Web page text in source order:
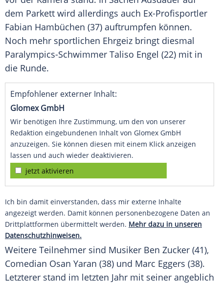
dem Parkett wird allerdings auch Ex-Profisportler
Fabian Hambüchen (37) auftrumpfen können.
Noch mehr sportlichen Ehrgeiz bringt diesmal
Paralympics-Schwimmer Taliso Engel (22) mit in
die Runde.
Empfohlener externer Inhalt:
Glomex GmbH
Wir benötigen Ihre Zustimmung, um den von unserer
Redaktion eingebundenen Inhalt von Glomex GmbH
anzuzeigen. Sie können diesen mit einem Klick anzeigen
lassen und auch wieder deaktivieren.
jetzt aktivieren
Ich bin damit einverstanden, dass mir externe Inhalte
angezeigt werden. Damit können personenbezogene Daten an
Drittplattformen übermittelt werden. Mehr dazu in unseren
Datenschutzhinweisen.
Weitere Teilnehmer sind Musiker Ben Zucker (41),
Comedian Osan Yaran (38) und Marc Eggers (38).
Letzterer stand im letzten Jahr mit seiner angeblich